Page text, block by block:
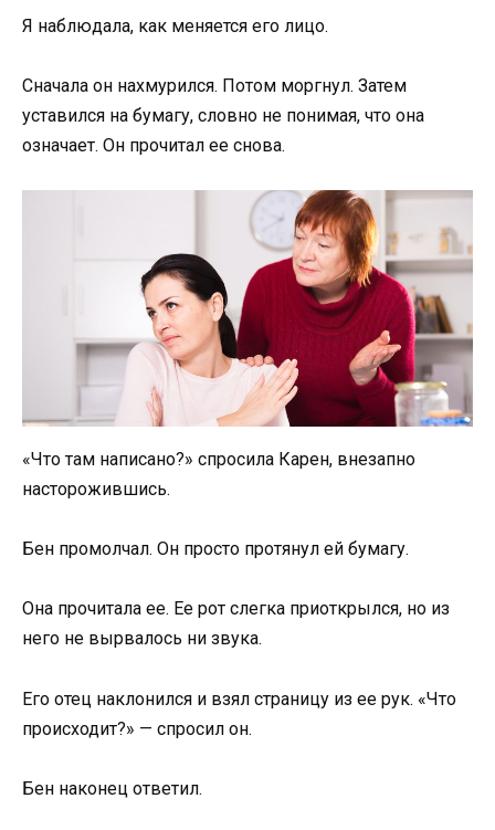
Я наблюдала, как меняется его лицо.
Сначала он нахмурился. Потом моргнул. Затем
уставился на бумагу, словно не понимая, что она
означает. Он прочитал ее снова.
«Что там написано?» спросила Карен, внезапно
насторожившись.
Бен промолчал. Он просто протянул ей бумагу.
Она прочитала ее. Ее рот слегка приоткрылся, но из
него не вырвалось ни звука.
Его отец наклонился и взял страницу из ее рук. «Что
происходит?» — спросил он.
Бен наконец ответил.